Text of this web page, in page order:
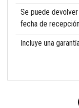
Se puede
fecha de recepción
Incluye una